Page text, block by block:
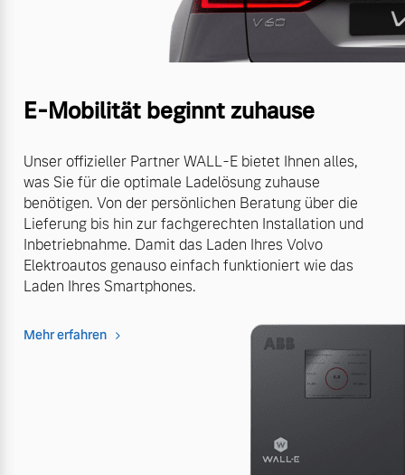
E-Mobilität beginnt zuhause
Unser offizieller Partner WALL-E bietet Ihnen alles,
was Sie für die optimale Ladelösung zuhause
benötigen. Von der persönlichen Beratung über die
Lieferung bis hin zur fachgerechten Installation und
Inbetriebnahme. Damit das Laden Ihres Volvo
Elektroautos genauso einfach funktioniert wie das
Laden Ihres Smartphones.
Mehr erfahren